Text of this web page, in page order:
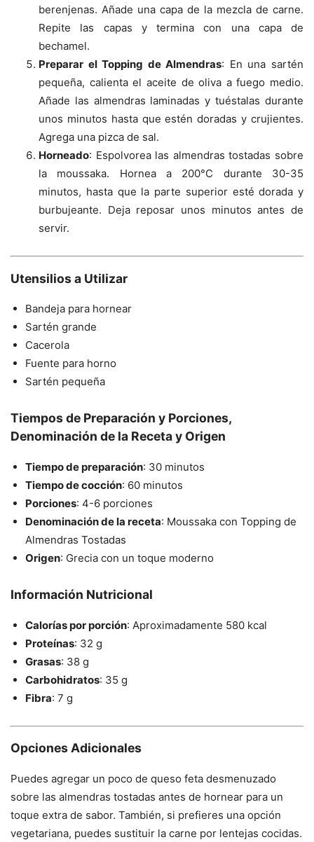
berenjenas. Añade una capa de la mezcla de carne.
Repite las capas y termina con una capa de
bechamel.
Preparar el Topping de Almendras: En una sartén
pequeña, calienta el aceite de oliva a fuego medio.
Añade las almendras laminadas y tuéstalas durante
unos minutos hasta que estén doradas y crujientes.
Agrega una pizca de sal.
Horneado: Espolvorea las almendras tostadas sobre
la moussaka. Hornea a 200°C durante 30-35
minutos, hasta que la parte superior esté dorada y
burbujeante. Deja reposar unos minutos antes de
servir.
Utensilios a Utilizar
Bandeja para hornear
Sartén grande
Cacerola
Fuente para horno
Sartén pequeña
Tiempos de Preparación y Porciones,
Denominación de la Receta y Origen
Tiempo de preparación: 30 minutos
Tiempo de cocción: 60 minutos
Porciones: 4-6 porciones
Denominación de la receta: Moussaka con Topping de
Almendras Tostadas
Origen: Grecia con un toque moderno
Información Nutricional
Calorías por porción: Aproximadamente 580 kcal
Proteínas: 32 g
Grasas: 38 g
Carbohidratos: 35 g
Fibra: 7 g
Opciones Adicionales
Puedes agregar un poco de queso feta desmenuzado
sobre las almendras tostadas antes de hornear para un
toque extra de sabor. También, si prefieres una opción
vegetariana, puedes sustituir la carne por lentejas cocidas.